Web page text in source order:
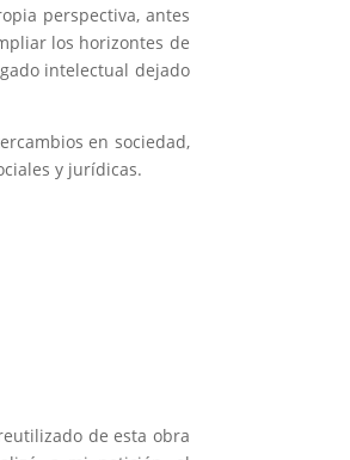
perspectiva, antes
los horizontes de
intelectual dejado
en sociedad,
y jurídicas.
de esta obra